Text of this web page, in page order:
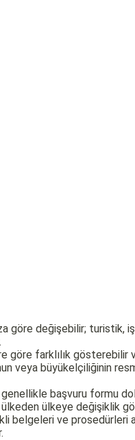
göre değişebilir; turistik,
göre farklılık gösterebilir
veya büyükelçiliğinin
başvuru formu
ülkeye değişiklik
ve prosedürleri